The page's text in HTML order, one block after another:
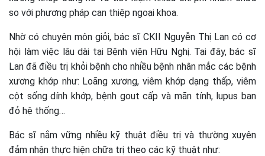
so với phương pháp can thiệp ngoại khoa.
Nhờ có chuyên môn giỏi, bác sĩ CKII Nguyễn Thị Lan có cơ
hội làm việc lâu dài tại Bệnh viện Hữu Nghị. Tại đây, bác sĩ
Lan đã điều trị khỏi bệnh cho nhiều bệnh nhân mắc các bệnh
xương khớp như: Loãng xương, viêm khớp dạng thấp, viêm
cột sống dính khớp, bệnh gout cấp và mãn tính, lupus ban
đỏ hệ thống…
Bác sĩ nắm vững nhiều kỹ thuật điều trị và thường xuyên
đảm nhận thực hiện chữa trị theo các kỹ thuật như: